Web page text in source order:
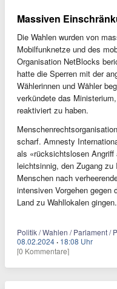
Massiven
Die Wahlen wurden von
Mobilfunknetze und des
Organisation NetBlocks
hatte die Sperren mit der
Wählerinnen und Wähler
verkündete das
reaktiviert zu haben.
scharf. Amnesty
als «rücksichtslosen
leichtsinnig, den Zugang zu
Menschen nach
intensiven Vorgehen gegen
Land zu Wahllokalen gingen.
Politik / Wahlen / Parlament /
08.02.2024 · 18:08 Uhr
[0 Kommentare]